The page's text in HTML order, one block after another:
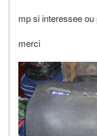
mp si interessee ou
merci